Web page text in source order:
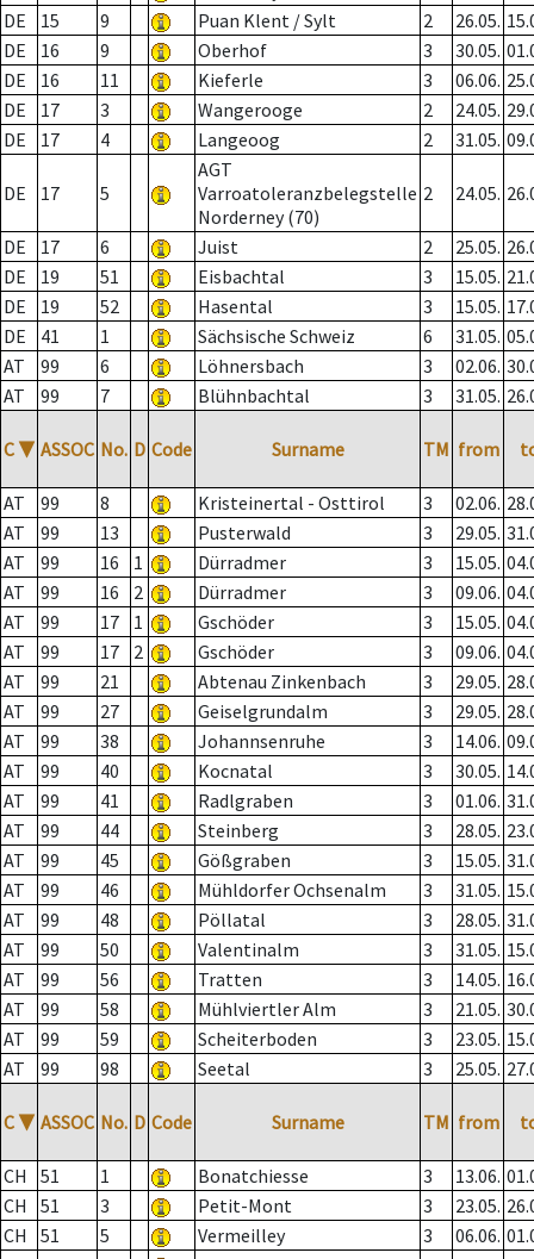
DE
15 9 Puan Klent / Sylt 2 26.05.
DE
16 9 Oberhof 3 30.05.
DE
16 11 Kieferle 3 06.06.
DE
17 3 Wangerooge 2 24.05.
DE
17 4 Langeoog 2 31.05.
DE 17 5
AGT
Varroatoleranzbelegstelle
Norderney (70)
2 24.05.
DE 17 6 Juist 2 25.05.
DE
19 51 Eisbachtal 3 15.05.
DE
19 52 Hasental 3 15.05.
DE
41 1 Sächsische Schweiz 6 31.05.
AT
99 6 Löhnersbach 3 02.06.
AT
99 7 Blühnbachtal 3 31.05.
C ▼ ASSOC No. D Code Surname TM from
AT 99 8 Kristeinertal - Osttirol 3 02.06.
AT
99 13 Pusterwald 3 29.05.
AT
99 16 1 Dürradmer 3 15.05.
AT
99 16 2 Dürradmer 3 09.06.
AT
99 17 1 Gschöder 3 15.05.
AT
99 17 2 Gschöder 3 09.06.
AT
99 21 Abtenau Zinkenbach 3 29.05.
AT
99 27 Geiselgrundalm 3 29.05.
AT
99 38 Johannsenruhe 3 14.06.
AT
99 40 Kocnatal 3 30.05.
AT
99 41 Radlgraben 3 01.06.
AT
99 44 Steinberg 3 28.05.
AT
99 45 Gößgraben 3 15.05.
AT
99 46 Mühldorfer Ochsenalm 3 31.05.
AT
99 48 Pöllatal 3 28.05.
AT
99 50 Valentinalm 3 31.05.
AT
99 56 Tratten 3 14.05.
AT
99 58 Mühlviertler Alm 3 21.05.
AT
99 59 Scheiterboden 3 23.05.
AT
99 98 Seetal 3 25.05.
C ▼ ASSOC No. D Code Surname TM from
CH 51 1 Bonatchiesse 3 13.06.
CH
51 3 Petit-Mont 3 23.05.
CH
51 5 Vermeilley 3 06.06.